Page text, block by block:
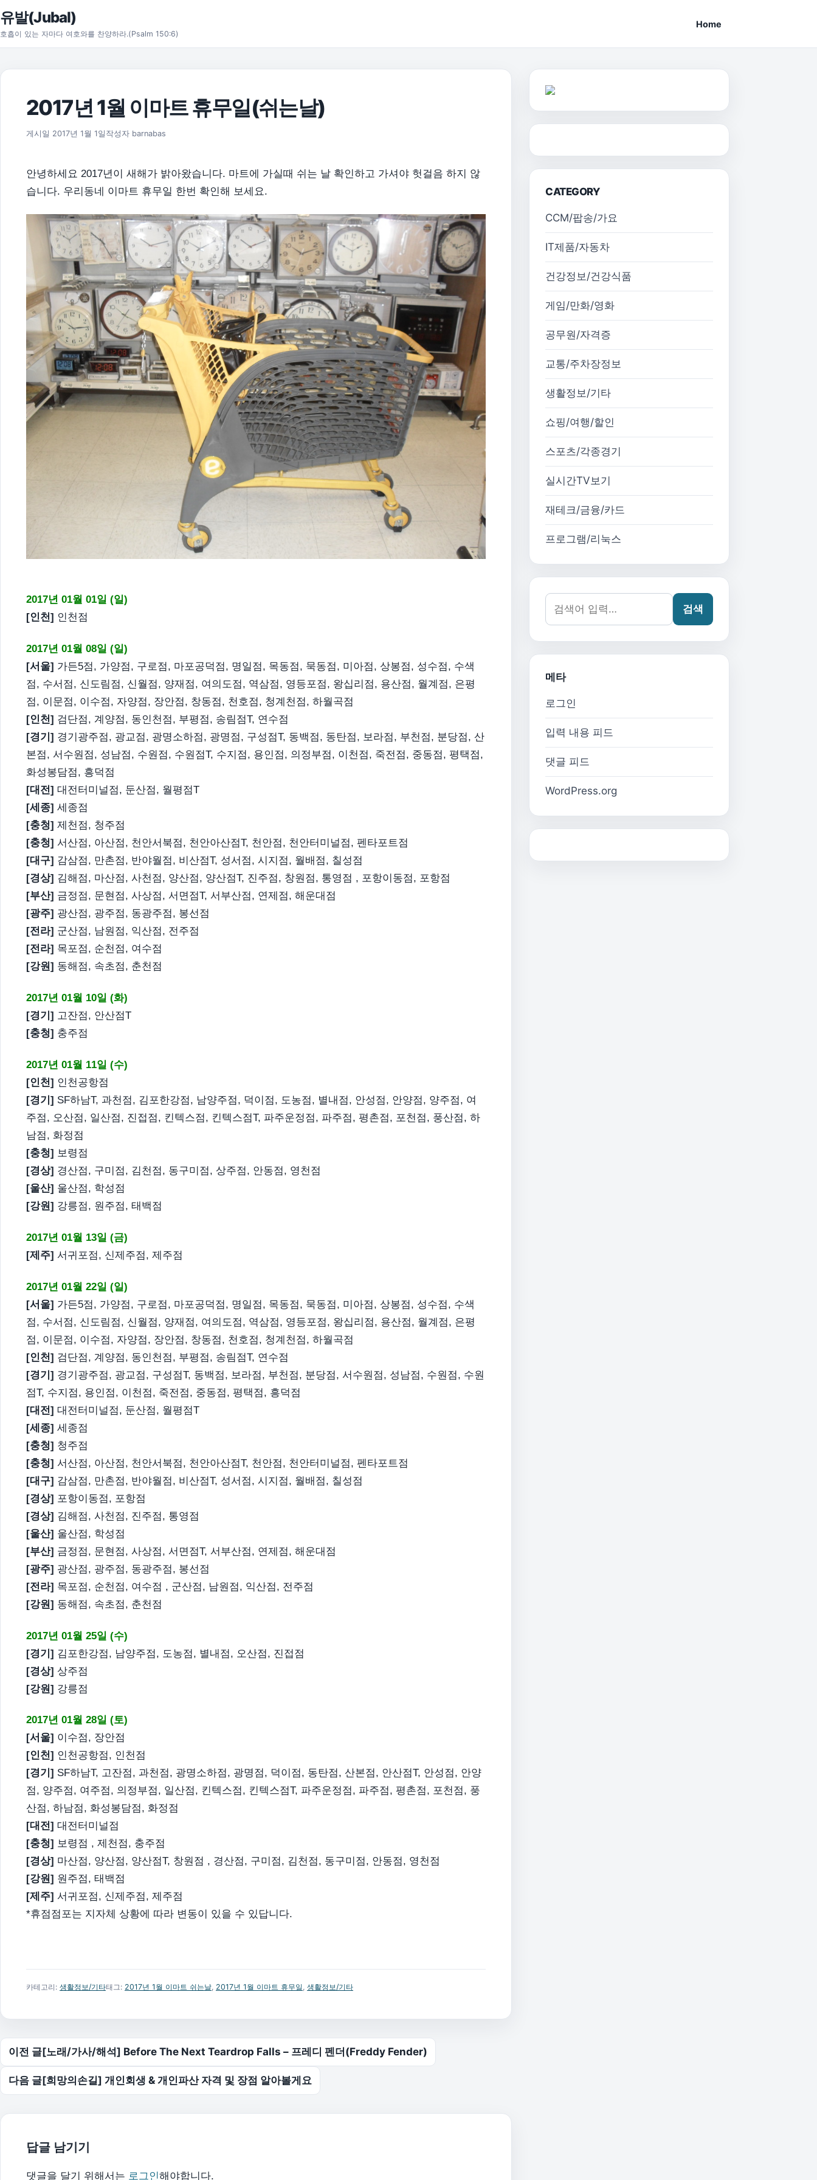
본문으로 건너뛰기
유발(Jubal)
호흡이 있는 자마다 여호와를 찬양하라.(Psalm 150:6)
Home
2017년 1월 이마트 휴무일(쉬는날)
게시일 2017년 1월 1일 2017년 1월 1일
작성자 barnabas
안녕하세요 2017년이 새해가 밝아왔습니다. 마트에 가실때 쉬는 날 확인하고 가셔야 헛걸음 하지 않
습니다. 우리동네 이마트 휴무일 한번 확인해 보세요.
2017년 01월 01일 (일)
[인천] 인천점
2017년 01월 08일 (일)
[서울] 가든5점, 가양점, 구로점, 마포공덕점, 명일점, 목동점, 묵동점, 미아점, 상봉점, 성수점, 수색
점, 수서점, 신도림점, 신월점, 양재점, 여의도점, 역삼점, 영등포점, 왕십리점, 용산점, 월계점, 은평
점, 이문점, 이수점, 자양점, 장안점, 창동점, 천호점, 청계천점, 하월곡점
[인천] 검단점, 계양점, 동인천점, 부평점, 송림점T, 연수점
[경기] 경기광주점, 광교점, 광명소하점, 광명점, 구성점T, 동백점, 동탄점, 보라점, 부천점, 분당점, 산
본점, 서수원점, 성남점, 수원점, 수원점T, 수지점, 용인점, 의정부점, 이천점, 죽전점, 중동점, 평택점,
화성봉담점, 흥덕점
[대전] 대전터미널점, 둔산점, 월평점T
[세종] 세종점
[충청] 제천점, 청주점
[충청] 서산점, 아산점, 천안서북점, 천안아산점T, 천안점, 천안터미널점, 펜타포트점
[대구] 감삼점, 만촌점, 반야월점, 비산점T, 성서점, 시지점, 월배점, 칠성점
[경상] 김해점, 마산점, 사천점, 양산점, 양산점T, 진주점, 창원점, 통영점 , 포항이동점, 포항점
[부산] 금정점, 문현점, 사상점, 서면점T, 서부산점, 연제점, 해운대점
[광주] 광산점, 광주점, 동광주점, 봉선점
[전라] 군산점, 남원점, 익산점, 전주점
[전라] 목포점, 순천점, 여수점
[강원] 동해점, 속초점, 춘천점
2017년 01월 10일 (화)
[경기] 고잔점, 안산점T
[충청] 충주점
2017년 01월 11일 (수)
[인천] 인천공항점
[경기] SF하남T, 과천점, 김포한강점, 남양주점, 덕이점, 도농점, 별내점, 안성점, 안양점, 양주점, 여
주점, 오산점, 일산점, 진접점, 킨텍스점, 킨텍스점T, 파주운정점, 파주점, 평촌점, 포천점, 풍산점, 하
남점, 화정점
[충청] 보령점
[경상] 경산점, 구미점, 김천점, 동구미점, 상주점, 안동점, 영천점
[울산] 울산점, 학성점
[강원] 강릉점, 원주점, 태백점
2017년 01월 13일 (금)
[제주] 서귀포점, 신제주점, 제주점
2017년 01월 22일 (일)
[서울] 가든5점, 가양점, 구로점, 마포공덕점, 명일점, 목동점, 묵동점, 미아점, 상봉점, 성수점, 수색
점, 수서점, 신도림점, 신월점, 양재점, 여의도점, 역삼점, 영등포점, 왕십리점, 용산점, 월계점, 은평
점, 이문점, 이수점, 자양점, 장안점, 창동점, 천호점, 청계천점, 하월곡점
[인천] 검단점, 계양점, 동인천점, 부평점, 송림점T, 연수점
[경기] 경기광주점, 광교점, 구성점T, 동백점, 보라점, 부천점, 분당점, 서수원점, 성남점, 수원점, 수원
점T, 수지점, 용인점, 이천점, 죽전점, 중동점, 평택점, 흥덕점
[대전] 대전터미널점, 둔산점, 월평점T
[세종] 세종점
[충청] 청주점
[충청] 서산점, 아산점, 천안서북점, 천안아산점T, 천안점, 천안터미널점, 펜타포트점
[대구] 감삼점, 만촌점, 반야월점, 비산점T, 성서점, 시지점, 월배점, 칠성점
[경상] 포항이동점, 포항점
[경상] 김해점, 사천점, 진주점, 통영점
[울산] 울산점, 학성점
[부산] 금정점, 문현점, 사상점, 서면점T, 서부산점, 연제점, 해운대점
[광주] 광산점, 광주점, 동광주점, 봉선점
[전라] 목포점, 순천점, 여수점 , 군산점, 남원점, 익산점, 전주점
[강원] 동해점, 속초점, 춘천점
2017년 01월 25일 (수)
[경기] 김포한강점, 남양주점, 도농점, 별내점, 오산점, 진접점
[경상] 상주점
[강원] 강릉점
2017년 01월 28일 (토)
[서울] 이수점, 장안점
[인천] 인천공항점, 인천점
[경기] SF하남T, 고잔점, 과천점, 광명소하점, 광명점, 덕이점, 동탄점, 산본점, 안산점T, 안성점, 안양
점, 양주점, 여주점, 의정부점, 일산점, 킨텍스점, 킨텍스점T, 파주운정점, 파주점, 평촌점, 포천점, 풍
산점, 하남점, 화성봉담점, 화정점
[대전] 대전터미널점
[충청] 보령점 , 제천점, 충주점
[경상] 마산점, 양산점, 양산점T, 창원점 , 경산점, 구미점, 김천점, 동구미점, 안동점, 영천점
[강원] 원주점, 태백점
[제주] 서귀포점, 신제주점, 제주점
*휴점점포는 지자체 상황에 따라 변동이 있을 수 있답니다.
카테고리: 생활정보/기타태그: 2017년 1월 이마트 쉬는날, 2017년 1월 이마트 휴무일, 생활정보/기타
글 탐색
이전 글[노래/가사/해석] Before The Next Teardrop Falls – 프레디 펜더(Freddy Fender)
다음 글[희망의손길] 개인회생 & 개인파산 자격 및 장점 알아볼게요
답글 남기기
댓글을 달기 위해서는 로그인해야합니다.
CATEGORY
CCM/팝송/가요
IT제품/자동차
건강정보/건강식품
게임/만화/영화
공무원/자격증
교통/주차장정보
생활정보/기타
쇼핑/여행/할인
스포츠/각종경기
실시간TV보기
재테크/금융/카드
프로그램/리눅스
검색어:
검색
메타
로그인
입력 내용 피드
댓글 피드
WordPress.org